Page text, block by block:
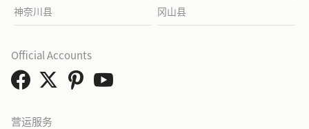
神奈川县 冈山县
营运服务
Official Accounts